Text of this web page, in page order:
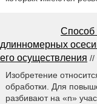
Способ
длинномерных
его осуществления //
Изобретение
обработки. Для
разбивают на «n»